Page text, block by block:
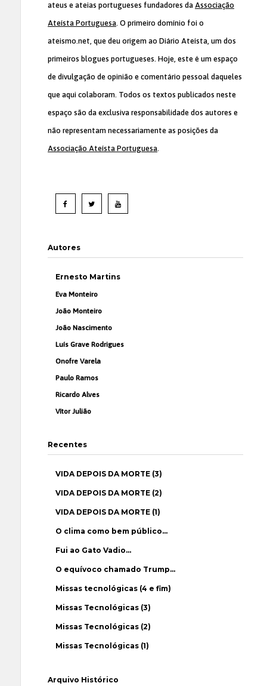
ateus e ateias portugueses fundadores da Associação
Ateísta Portuguesa. O primeiro domínio foi o
ateismo.net, que deu origem ao Diário Ateísta, um dos
primeiros blogues portugueses. Hoje, este é um espaço
de divulgação de opinião e comentário pessoal daqueles
que aqui colaboram. Todos os textos publicados neste
espaço são da exclusiva responsabilidade dos autores e
não representam necessariamente as posições da
Associação Ateísta Portuguesa.
Autores
Ernesto Martins
Eva Monteiro
João Monteiro
João Nascimento
Luís Grave Rodrigues
Onofre Varela
Paulo Ramos
Ricardo Alves
Vítor Julião
Recentes
VIDA DEPOIS DA MORTE (3)
VIDA DEPOIS DA MORTE (2)
VIDA DEPOIS DA MORTE (1)
O clima como bem público…
Fui ao Gato Vadio…
O equívoco chamado Trump…
Missas tecnológicas (4 e fim)
Missas Tecnológicas (3)
Missas Tecnológicas (2)
Missas Tecnológicas (1)
Arquivo Histórico